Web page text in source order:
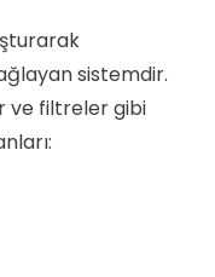
sistemdir.
ve filtreler gibi